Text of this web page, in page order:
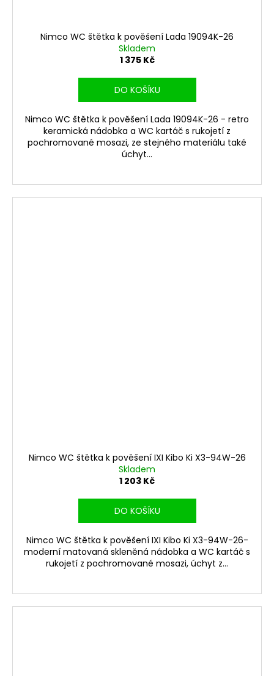
Nimco WC štětka k pověšení Lada 19094K-26
Skladem
1 375 Kč
DO KOŠÍKU
Nimco WC štětka k pověšení Lada 19094K-26 - retro
keramická nádobka a WC kartáč s rukojetí z
pochromované mosazi, ze stejného materiálu také
úchyt...
Nimco WC štětka k pověšení IXI Kibo Ki X3-94W-26
Skladem
1 203 Kč
DO KOŠÍKU
Nimco WC štětka k pověšení IXI Kibo Ki X3-94W-26-
moderní matovaná skleněná nádobka a WC kartáč s
rukojetí z pochromované mosazi, úchyt z...